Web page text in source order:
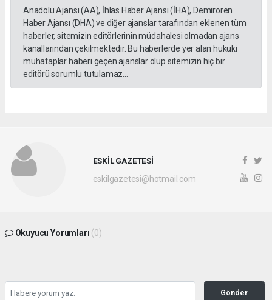
Anadolu Ajansı (AA), İhlas Haber Ajansı (İHA), Demirören
Haber Ajansı (DHA) ve diğer ajanslar tarafından eklenen tüm
haberler, sitemizin editörlerinin müdahalesi olmadan ajans
kanallarından çekilmektedir. Bu haberlerde yer alan hukuki
muhataplar haberi geçen ajanslar olup sitemizin hiç bir
editörü sorumlu tutulamaz...
ESKİL GAZETESİ
eskilgazetesi@hotmail.com
Okuyucu Yorumları (0)
Gönder